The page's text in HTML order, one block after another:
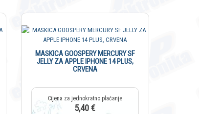
MASKICA GOOSPERY MERCURY SF
JELLY ZA APPLE IPHONE 14 PLUS,
CRVENA
5,40 €